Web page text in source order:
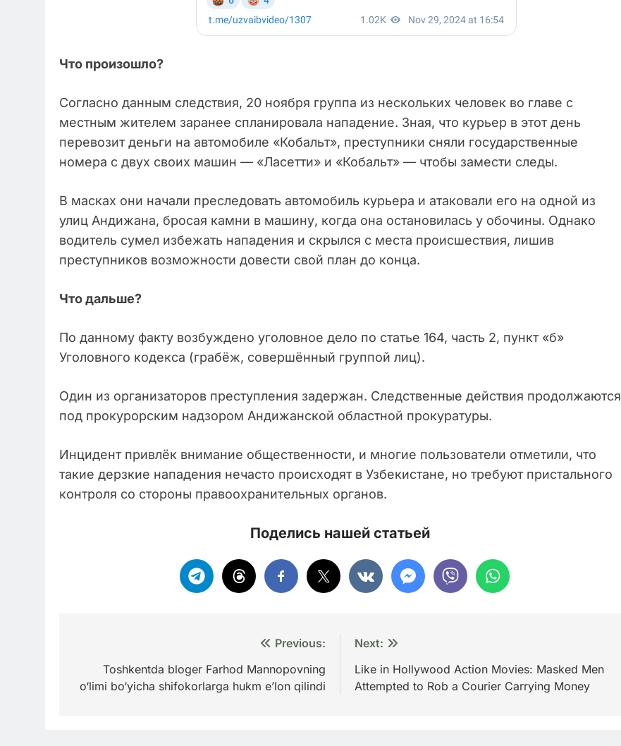
Что произошло?
Согласно данным следствия, 20 ноября группа из нескольких человек во главе с
местным жителем заранее спланировала нападение. Зная, что курьер в этот день
перевозит деньги на автомобиле «Кобальт», преступники сняли государственные
номера с двух своих машин — «Ласетти» и «Кобальт» — чтобы замести следы.
В масках они начали преследовать автомобиль курьера и атаковали его на одной из
улиц Андижана, бросая камни в машину, когда она остановилась у обочины. Однако
водитель сумел избежать нападения и скрылся с места происшествия, лишив
преступников возможности довести свой план до конца.
Что дальше?
По данному факту возбуждено уголовное дело по статье 164, часть 2, пункт «б»
Уголовного кодекса (грабёж, совершённый группой лиц).
Один из организаторов преступления задержан. Следственные действия продолжаются
под прокурорским надзором Андижанской областной прокуратуры.
Инцидент привлёк внимание общественности, и многие пользователи отметили, что
такие дерзкие нападения нечасто происходят в Узбекистане, но требуют пристального
контроля со стороны правоохранительных органов.
Поделись нашей статьей
записям
Previous:
Toshkentda bloger Farhod Mannopovning
o‘limi bo‘yicha shifokorlarga hukm e’lon qilindi
Next:
Like in Hollywood Action Movies: Masked Men
Attempted to Rob a Courier Carrying Money